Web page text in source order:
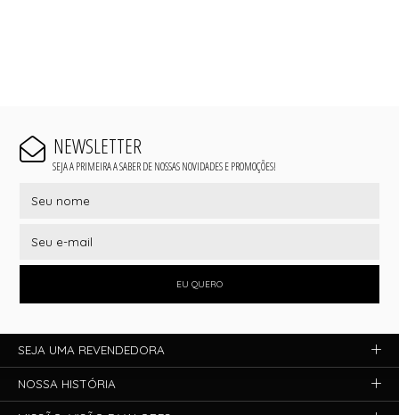
NEWSLETTER
SEJA A PRIMEIRA A SABER DE NOSSAS NOVIDADES E PROMOÇÕES!
EU QUERO
SEJA UMA REVENDEDORA
NOSSA HISTÓRIA